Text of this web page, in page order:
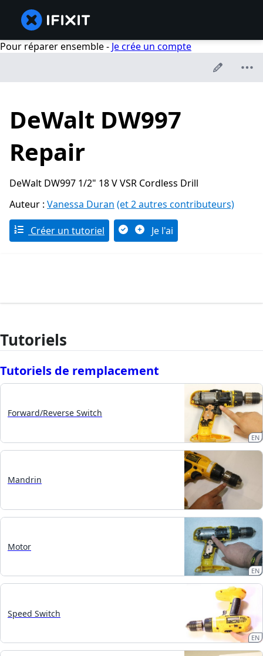
Pour réparer ensemble - Je crée un compte
DeWalt DW997
Repair
DeWalt DW997 1/2" 18 V VSR Cordless Drill
Auteur : Vanessa Duran (et 2 autres contributeurs)
Créer un tutoriel Je l'ai
Tutoriels
Tutoriels de remplacement
Forward/Reverse Switch
EN
Mandrin
Motor
EN
Speed Switch
EN